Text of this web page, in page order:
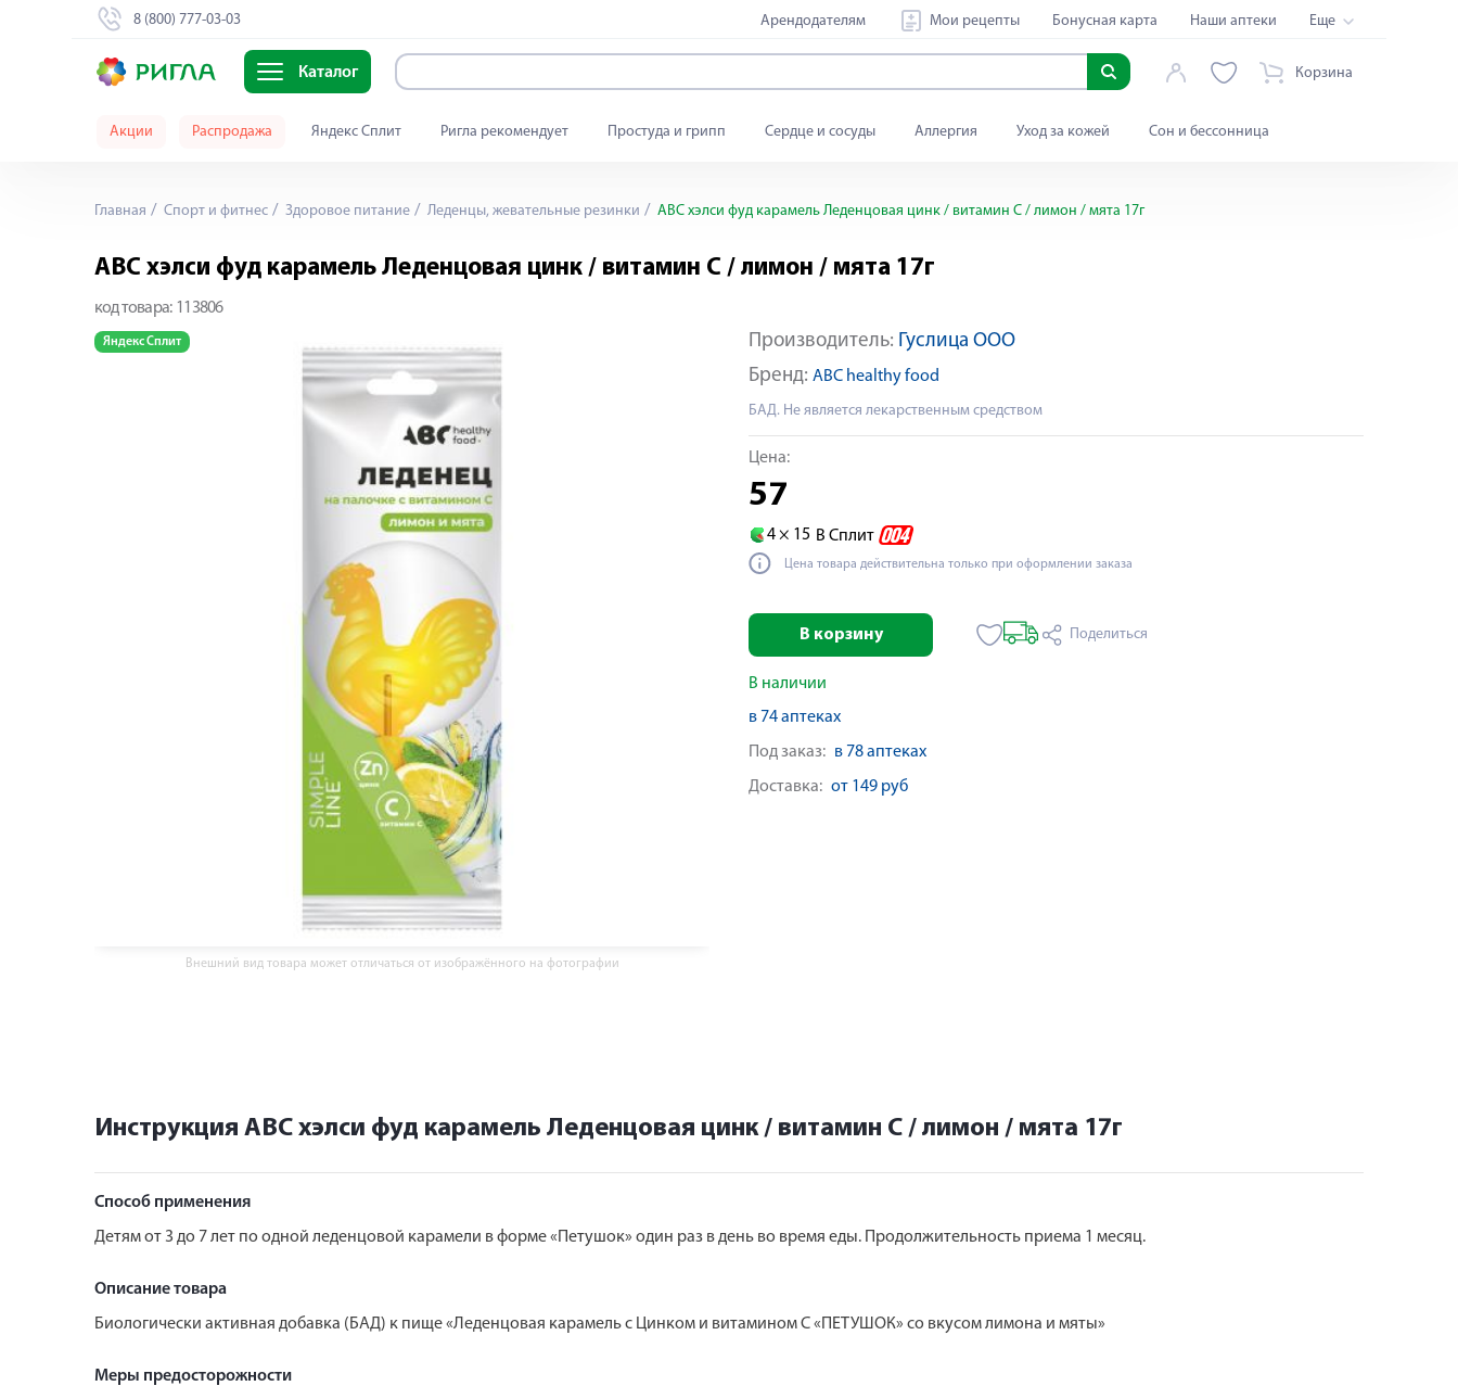
8 (800) 777-03-03 Арендодателям Мои рецепты Бонусная карта Наши аптеки Еще
Каталог Корзина
Акции Распродажа Яндекс Сплит Ригла рекомендует Простуда и грипп Сердце и сосуды Аллергия Уход за кожей Сон и бессонница
Главная Спорт и фитнес Здоровое питание Леденцы, жевательные резинки АВС хэлси фуд карамель Леденцовая цинк / витамин C / лимон / мята 17г
АВС хэлси фуд карамель Леденцовая цинк / витамин C / лимон / мята 17г
код товара: 113806
Яндекс Сплит
Внешний вид товара может отличаться от изображённого на фотографии
Производитель: Гуслица ООО
Бренд: ABC healthy food
БАД. Не является лекарственным средством
Цена:
57
4 × 15 В Сплит
Цена товара действительна только при оформлении заказа
В корзину Поделиться
В наличии
в 74 аптеках
Под заказ: в 78 аптеках
Доставка: от 149 руб
Инструкция АВС хэлси фуд карамель Леденцовая цинк / витамин C / лимон / мята 17г
Способ применения
Детям от 3 до 7 лет по одной леденцовой карамели в форме «Петушок» один раз в день во время еды. Продолжительность приема 1 месяц.
Описание товара
Биологически активная добавка (БАД) к пище «Леденцовая карамель с Цинком и витамином С «ПЕТУШОК» со вкусом лимона и мяты»
Меры предосторожности